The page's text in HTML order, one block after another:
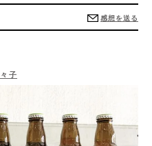
感想を送る
子